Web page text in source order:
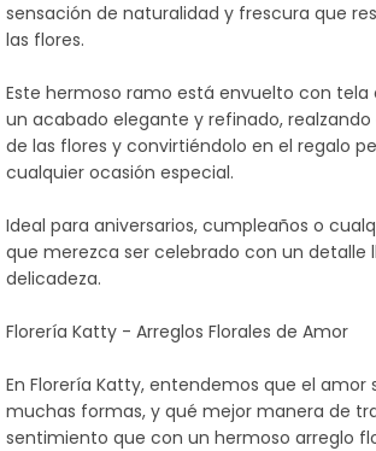
sensación de naturalidad y frescura que
las flores.
Este hermoso ramo está envuelto con tela
un acabado elegante y refinado, realzando
de las flores y convirtiéndolo en el regalo
cualquier ocasión especial.
Ideal para aniversarios, cumpleaños o
que merezca ser celebrado con un detalle
delicadeza.
Florería Katty - Arreglos Florales de Amor
En Florería Katty, entendemos que el amor
muchas formas, y qué mejor manera de
sentimiento que con un hermoso arreglo